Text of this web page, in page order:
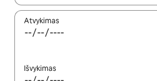
Atvykimas
Išvykimas